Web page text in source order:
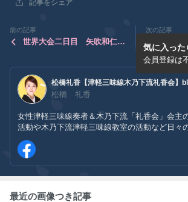
記事をシェア
前の記事
世界大会二日目 矢吹和仁優
次の記事
津軽三味線
会
松橋礼香【津軽三味線木乃下流礼香会】
松橋 礼香
女性津軽三味線奏者＆木乃下流「礼香会」会主
活動や木乃下流津軽三味線教室の活動など日々
気に入った
会員登録は
最近の画像つき記事